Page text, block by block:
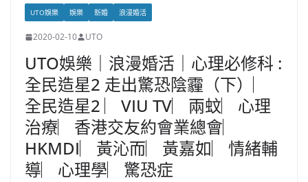
UTO娛樂 娛樂 新婚 浪漫婚活
2020-02-10 UTO
UTO娛樂｜浪漫婚活｜心理必修科 :
全民造星2 走出驚恐陰霾（下）︳
全民造星2 ︳VIU TV︳兩蚊︳心理
治療︳香港交友約會業總會︳
HKMDI︳黃沁而︳黃嘉如︳情緒輔
導︳心理學︳驚恐症